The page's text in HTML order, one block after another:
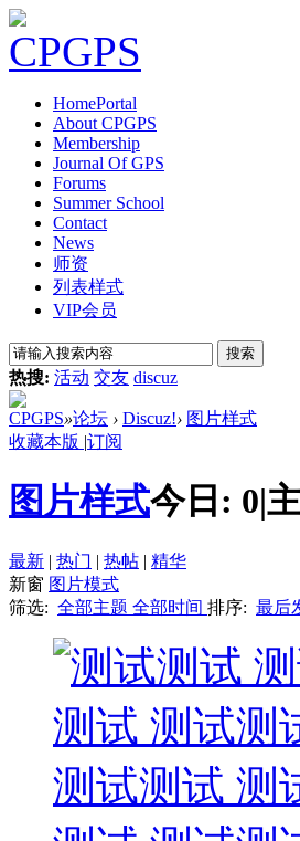
HomePortal
About CPGPS
Membership
Journal Of GPS
Forums
Summer School
Contact
News
师资
列表样式
VIP会员
搜索
热搜: 活动 交友 discuz
CPGPS»论坛 › Discuz!› 图片样式
收藏本版 |订阅
图片样式今日: 0|
最新 | 热门 | 热帖 | 精华
新窗 图片模式
筛选: 全部主题 全部时间 排序: 最后